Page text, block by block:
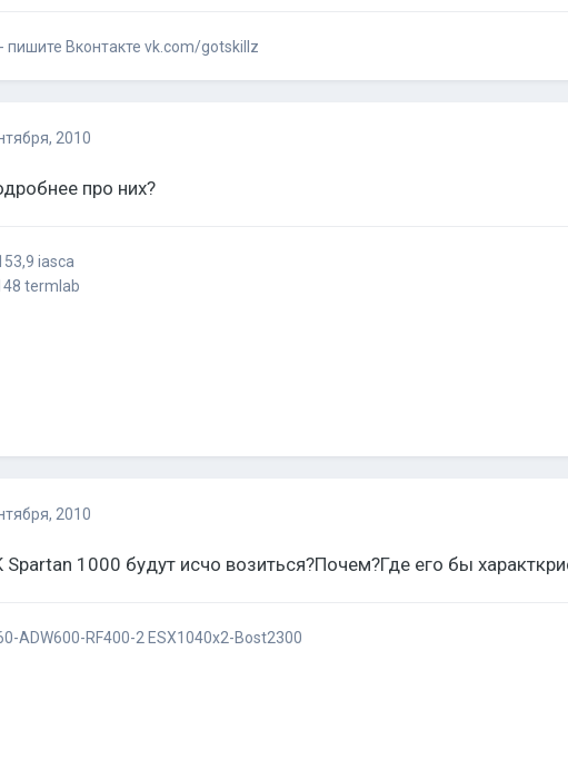
пишите Вконтакте vk.com/gotskillz
2010
про них?
iasca
termlab
2010
Spartan 1000 будут исчо возиться?Почем?Где его бы
ADW600-RF400-2 ESX1040x2-Bost2300